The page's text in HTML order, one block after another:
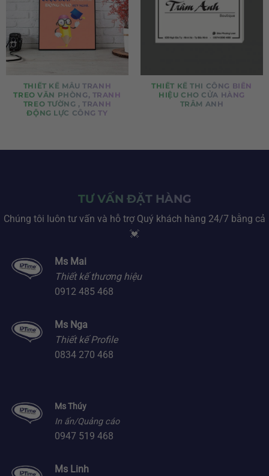
THIẾT KẾ MẪU TRANH
TREO VĂN PHÒNG, TRANH
TREO TƯỜNG , TRANH
ĐỘNG LỰC CÔNG TY
THIẾT KẾ THI CÔNG BIỂN
HIỆU CHO CỬA HÀNG
TRÂM ANH
TƯ VẤN ĐẶT HÀNG
Chúng tôi luôn tư vấn và hỗ trợ Quý khách hàng 24/7 bằng cả
💓
Ms Mai
Thiết kế thương hiệu
0912 485 468
Ms Nga
Thiết kế Profile
0834 270 468
Ms Thúy
In ấn/Quảng cáo
0947 519 468
Ms Linh